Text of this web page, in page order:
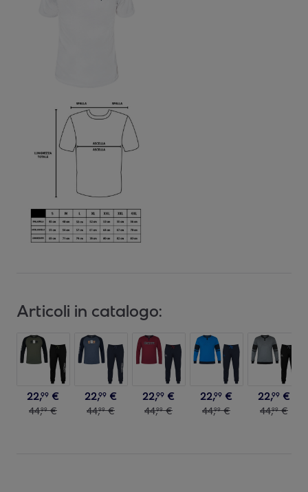
Articoli in catalogo:
22,99 €
44,99 €
22,99 €
44,99 €
22,99 €
44,99 €
22,99 €
44,99 €
22,99 €
44,99 €